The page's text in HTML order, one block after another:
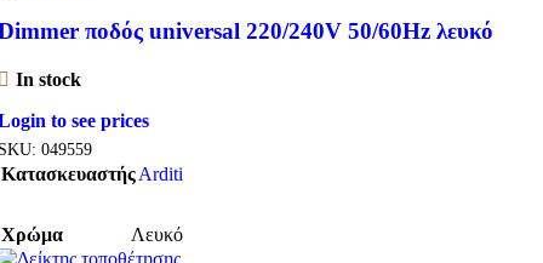
ποδός universal 220/240V 50/60Hz λευκό
In stock
to see prices
049559
ΚατασκευαστήςArditi
Χρώμα Λευκό